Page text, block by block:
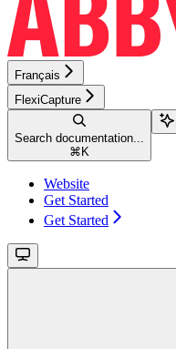
Français
FlexiCapture
Search documentation...
⌘ K
Website
Get Started
Get Started